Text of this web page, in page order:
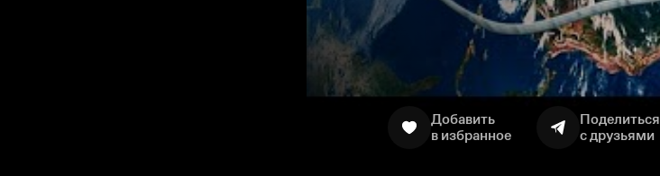
Добавить
в избранное
Поделиться
с друзьями